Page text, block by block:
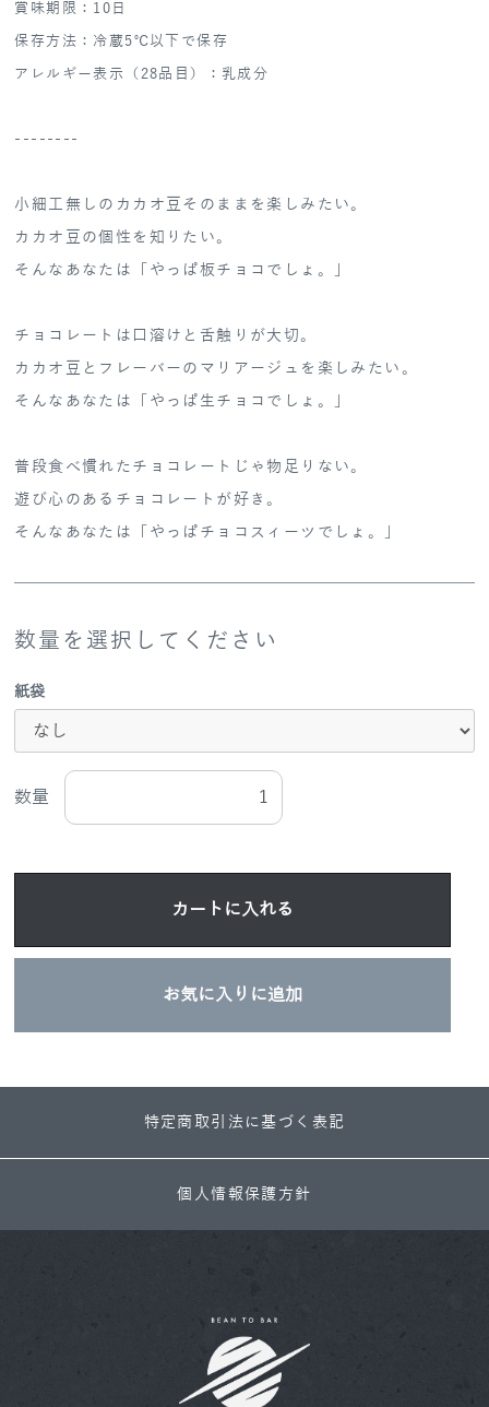
賞味期限：10日
保存方法：冷蔵5℃以下で保存
アレルギー表示（28品目）：乳成分
--------
小細工無しのカカオ豆そのままを楽しみたい。
カカオ豆の個性を知りたい。
そんなあなたは「やっぱ板チョコでしょ。」
チョコレートは口溶けと舌触りが大切。
カカオ豆とフレーバーのマリアージュを楽しみたい。
そんなあなたは「やっぱ生チョコでしょ。」
普段食べ慣れたチョコレートじゃ物足りない。
遊び心のあるチョコレートが好き。
そんなあなたは「やっぱチョコスィーツでしょ。」
数量を選択してください
紙袋
数量
カートに入れる
お気に入りに追加
特定商取引法に基づく表記
個人情報保護方針